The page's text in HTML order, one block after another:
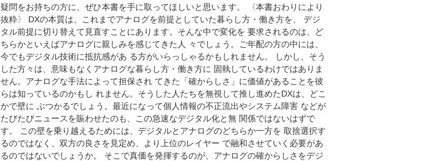
疑問をお持ちの方に、ぜひ本書を手に取ってほしいと思います。 〈本書おわりにより
抜粋〉 DXの本質は、これまでアナログを前提としていた暮らし方・働き方を、 デジ
タル前提に切り替えて見直すことにあります。そんな中で変化を 要求されるのは、ど
ちらかといえばアナログに親しみを感じてきた人 々でしょう。ご年配の方の中には、
今でもデジタル技術に抵抗感があ る方がいらっしゃるかもしれません。 しかし、そう
した方々は、意味もなくアナログな暮らし方・働き方に 固執しているわけではありま
せん。アナログな手法によって担保され てきた「確からしさ」に価値があることを彼
らは知っているのかもし れません。そうした人たちを無視して推し進めたDXは、どこ
かで壁に ぶつかるでしょう。最近になって個人情報の不正流出やシステム障害 などが
たびたびニュースを賑わせたのも、この急速なデジタル化と無 関係ではないはずで
す。 この壁を乗り越えるためには、デジタルとアナログのどちらか一方を 取捨選択す
るのではなく、双方の良さを見定め、より上位のレイヤー で融和させていく必要があ
るのではないでしょうか。 そこで真価を発揮するのが、アナログの確からしさをデジ